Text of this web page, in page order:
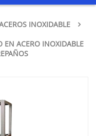
INOXIDABLE
EN ACERO INOXIDABLE